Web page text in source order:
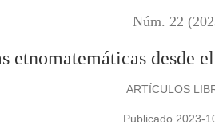
Núm. 22
etnomatemáticas desde
ARTÍCULOS
Publicado 2023-